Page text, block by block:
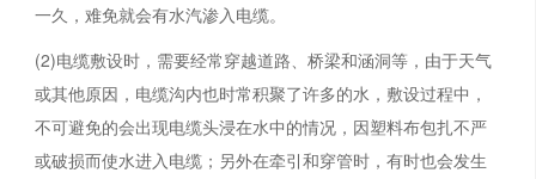
一久，难免就会有水汽渗入电缆。
(2)电缆敷设时，需要经常穿越道路、桥梁和涵洞等，由于天气
或其他原因，电缆沟内也时常积聚了许多的水，敷设过程中，
不可避免的会出现电缆头浸在水中的情况，因塑料布包扎不严
或破损而使水进入电缆；另外在牵引和穿管时，有时也会发生